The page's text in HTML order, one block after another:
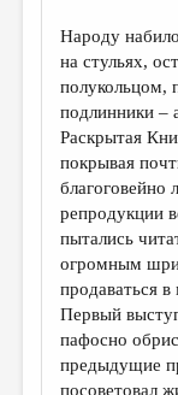
СТРАНИЦЫ
ОБЪЯВЛЕНИЯ
КОЛОНКА РЕДАКТОРА
РЕДКОЛЛЕГИЯ
ОТ РЕДАКЦИИ
МАЛАЯ ПРОЗА
ЭССЕИСТИКА
Народу
на стульях,
полукольцом,
подлинники –
Раскрытая
покрывая
благоговейно
репродукции
пытались
огромным
продаваться
Первый
пафосно
предыдущие
посоветовал